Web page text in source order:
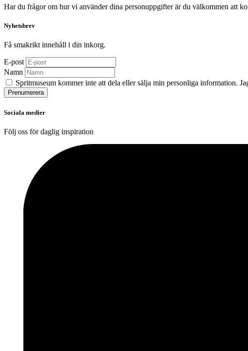
Har du frågor om hur vi använder dina personuppgifter är du välkommen att
Nyhetsbrev
Få smakrikt innehåll i din inkorg.
E-post
Namn
Spritmuseum kommer inte att dela eller sälja min personliga information.
Sociala medier
Följ oss för daglig inspiration